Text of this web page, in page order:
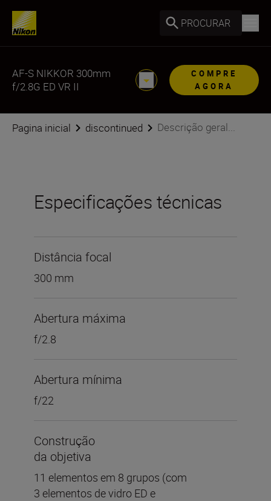
PROCURAR
AF-S NIKKOR 300mm
f/2.8G ED VR II
COMPRE
AGORA
Pagina inicial discontinued Descrição geral...
Especificações técnicas
Distância focal
300 mm
Abertura máxima
f/2.8
Abertura mínima
f/22
Construção
da objetiva
11 elementos em 8 grupos (com
3 elementos de vidro ED e